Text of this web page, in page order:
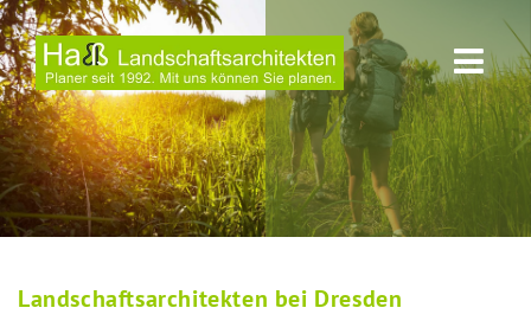
Landschaftsarchitekten bei Dresden